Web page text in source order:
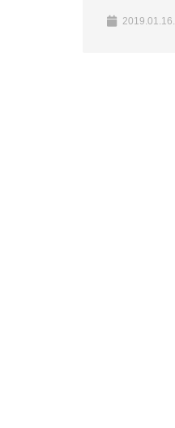
2019.01.16.